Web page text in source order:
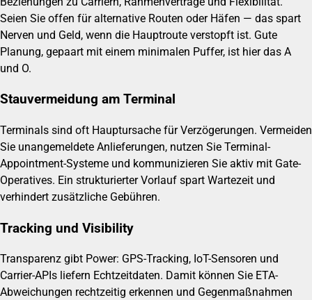
Seien Sie offen für alternative Routen oder Häfen — das spart
Nerven und Geld, wenn die Hauptroute verstopft ist. Gute
Planung, gepaart mit einem minimalen Puffer, ist hier das A
und O.
Stauvermeidung am Terminal
Terminals sind oft Hauptursache für Verzögerungen. Vermeiden
Sie unangemeldete Anlieferungen, nutzen Sie Terminal-
Appointment-Systeme und kommunizieren Sie aktiv mit Gate-
Operatives. Ein strukturierter Vorlauf spart Wartezeit und
verhindert zusätzliche Gebühren.
Tracking und Visibility
Transparenz gibt Power: GPS-Tracking, IoT-Sensoren und
Carrier-APIs liefern Echtzeitdaten. Damit können Sie ETA-
Abweichungen rechtzeitig erkennen und Gegenmaßnahmen